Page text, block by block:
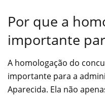
Por que a
importante
A homologação do
importante para a
Aparecida. Ela não